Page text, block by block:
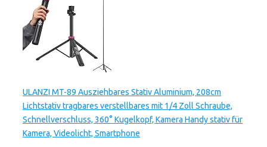
ULANZI MT-89 Ausziehbares Stativ Aluminium, 208cm
Lichtstativ tragbares verstellbares mit 1/4 Zoll Schraube,
Schnellverschluss, 360° Kugelkopf, Kamera Handy stativ für
Kamera, Videolicht, Smartphone